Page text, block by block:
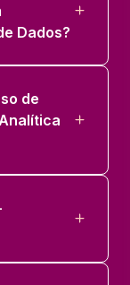
Dados?
de